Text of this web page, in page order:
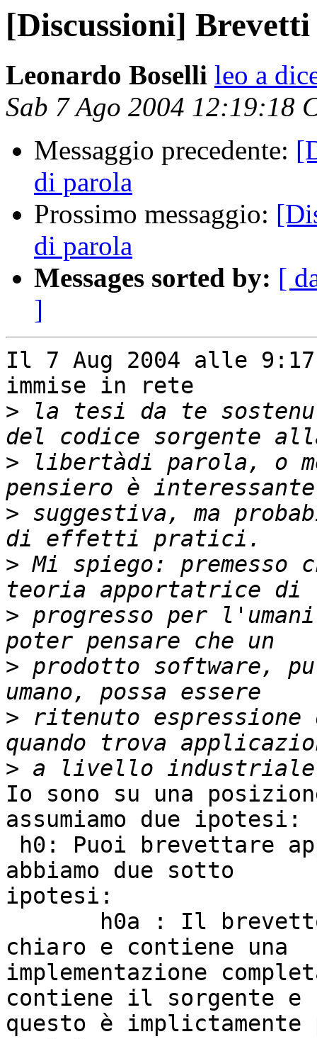
[Discussioni]
Leonardo Boselli leo a
Sab 7 Ago 2004 12:19:18
Messaggio precedente:
di parola
Prossimo messaggio:
di parola
Messages sorted by: [
]
Il 7 Aug 2004 alle
immise in rete
> la tesi da te
> libertàdi parola, o
> suggestiva, ma
> Mi spiego: premesso
> progresso per
> prodotto software,
> ritenuto
>
Io sono su una
assumiamo due ipotesi:
abbiamo due sotto
ipotesi:
chiaro e contiene una
implementazione
contiene il sorgente e
questo è